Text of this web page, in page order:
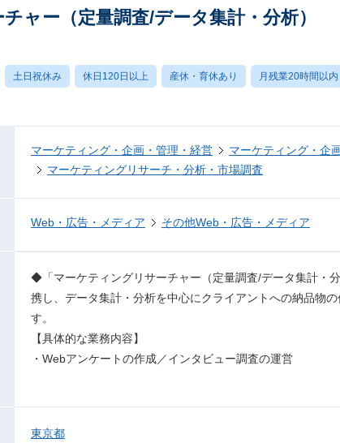
ャー（定量調査/データ集計・分析）
土日祝休み 休日120日以上 産休・育休あり 月残業20時間以内
マーケティング・企画・管理・経営
マーケティング・企
マーケティングリサーチ・分析・市場調査
Web・広告・メディア その他Web・広告・メディア
◆「マーケティングリサーチャー（定量調査/データ集計・
携し、データ集計・分析を中心にクライアントへの納品物
す。
【具体的な業務内容】
・Webアンケートの作成／インタビュー調査の運営
東京都